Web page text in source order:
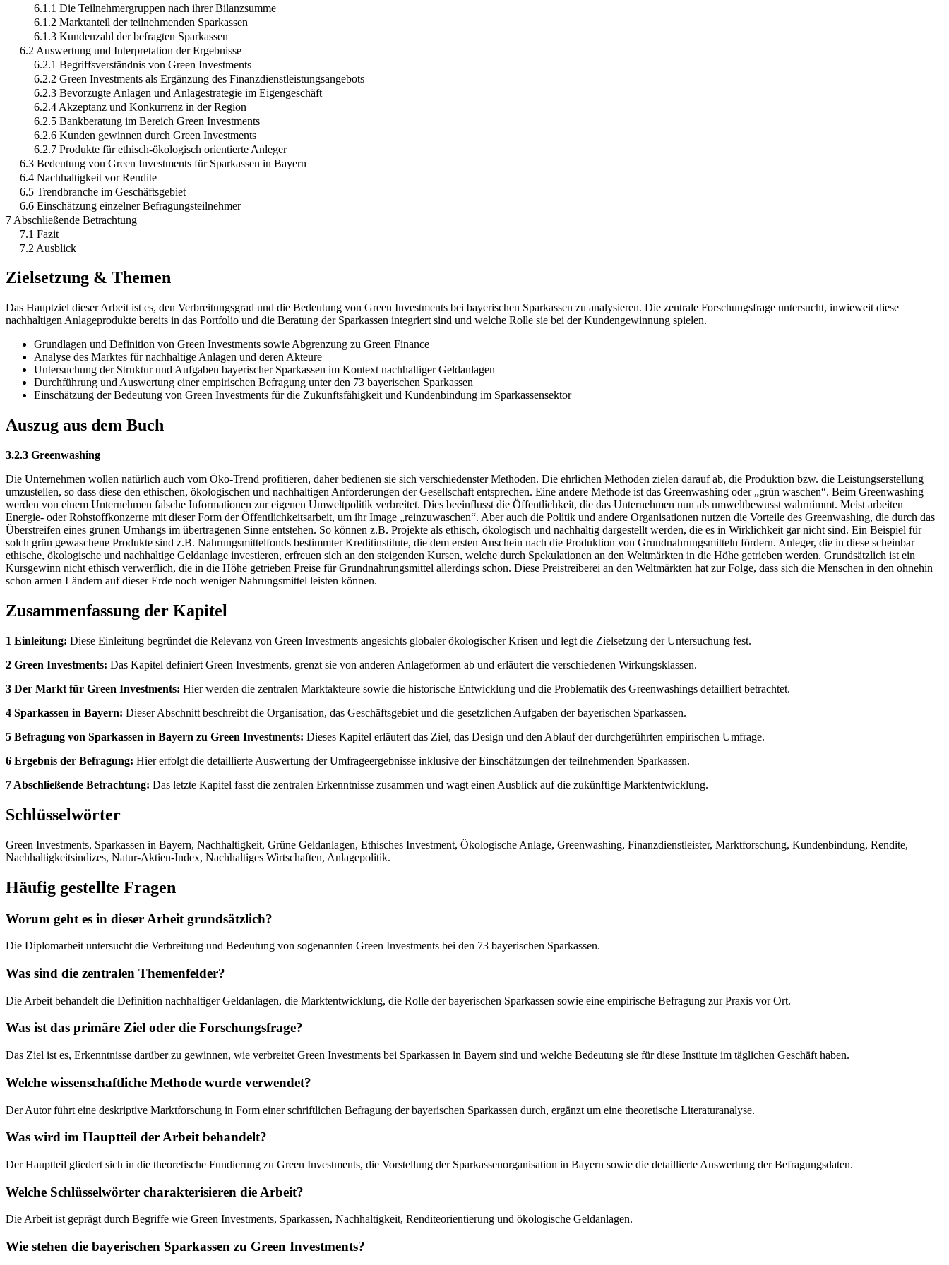
6.1.1 Die Teilnehmergruppen nach ihrer Bilanzsumme
6.1.2 Marktanteil der teilnehmenden Sparkassen
6.1.3 Kundenzahl der befragten Sparkassen
6.2 Auswertung und Interpretation der Ergebnisse
6.2.1 Begriffsverständnis von Green Investments
6.2.2 Green Investments als Ergänzung des Finanzdienstleistungsangebots
6.2.3 Bevorzugte Anlagen und Anlagestrategie im Eigengeschäft
6.2.4 Akzeptanz und Konkurrenz in der Region
6.2.5 Bankberatung im Bereich Green Investments
6.2.6 Kunden gewinnen durch Green Investments
6.2.7 Produkte für ethisch-ökologisch orientierte Anleger
6.3 Bedeutung von Green Investments für Sparkassen in Bayern
6.4 Nachhaltigkeit vor Rendite
6.5 Trendbranche im Geschäftsgebiet
6.6 Einschätzung einzelner Befragungsteilnehmer
7 Abschließende Betrachtung
7.1 Fazit
7.2 Ausblick
Zielsetzung & Themen
Das Hauptziel dieser Arbeit ist es, den Verbreitungsgrad und die Bedeutung von Green Investments bei bayerischen Sparkassen zu analysieren. Die zentrale Forschungsfrage untersucht, inwieweit diese
nachhaltigen Anlageprodukte bereits in das Portfolio und die Beratung der Sparkassen integriert sind und welche Rolle sie bei der Kundengewinnung spielen.
Grundlagen und Definition von Green Investments sowie Abgrenzung zu Green Finance
Analyse des Marktes für nachhaltige Anlagen und deren Akteure
Untersuchung der Struktur und Aufgaben bayerischer Sparkassen im Kontext nachhaltiger Geldanlagen
Durchführung und Auswertung einer empirischen Befragung unter den 73 bayerischen Sparkassen
Einschätzung der Bedeutung von Green Investments für die Zukunftsfähigkeit und Kundenbindung im Sparkassensektor
Auszug aus dem Buch
3.2.3 Greenwashing
Die Unternehmen wollen natürlich auch vom Öko-Trend profitieren, daher bedienen sie sich verschiedenster Methoden. Die ehrlichen Methoden zielen darauf ab, die Produktion bzw. die Leistungserstellung
umzustellen, so dass diese den ethischen, ökologischen und nachhaltigen Anforderungen der Gesellschaft entsprechen. Eine andere Methode ist das Greenwashing oder „grün waschen“. Beim Greenwashing
werden von einem Unternehmen falsche Informationen zur eigenen Umweltpolitik verbreitet. Dies beeinflusst die Öffentlichkeit, die das Unternehmen nun als umweltbewusst wahrnimmt. Meist arbeiten
Energie- oder Rohstoffkonzerne mit dieser Form der Öffentlichkeitsarbeit, um ihr Image „reinzuwaschen“. Aber auch die Politik und andere Organisationen nutzen die Vorteile des Greenwashing, die durch das
Überstreifen eines grünen Umhangs im übertragenen Sinne entstehen. So können z.B. Projekte als ethisch, ökologisch und nachhaltig dargestellt werden, die es in Wirklichkeit gar nicht sind. Ein Beispiel für
solch grün gewaschene Produkte sind z.B. Nahrungsmittelfonds bestimmter Kreditinstitute, die dem ersten Anschein nach die Produktion von Grundnahrungsmitteln fördern. Anleger, die in diese scheinbar
ethische, ökologische und nachhaltige Geldanlage investieren, erfreuen sich an den steigenden Kursen, welche durch Spekulationen an den Weltmärkten in die Höhe getrieben werden. Grundsätzlich ist ein
Kursgewinn nicht ethisch verwerflich, die in die Höhe getrieben Preise für Grundnahrungsmittel allerdings schon. Diese Preistreiberei an den Weltmärkten hat zur Folge, dass sich die Menschen in den ohnehin
schon armen Ländern auf dieser Erde noch weniger Nahrungsmittel leisten können.
Zusammenfassung der Kapitel
1 Einleitung: Diese Einleitung begründet die Relevanz von Green Investments angesichts globaler ökologischer Krisen und legt die Zielsetzung der Untersuchung fest.
2 Green Investments: Das Kapitel definiert Green Investments, grenzt sie von anderen Anlageformen ab und erläutert die verschiedenen Wirkungsklassen.
3 Der Markt für Green Investments: Hier werden die zentralen Marktakteure sowie die historische Entwicklung und die Problematik des Greenwashings detailliert betrachtet.
4 Sparkassen in Bayern: Dieser Abschnitt beschreibt die Organisation, das Geschäftsgebiet und die gesetzlichen Aufgaben der bayerischen Sparkassen.
5 Befragung von Sparkassen in Bayern zu Green Investments: Dieses Kapitel erläutert das Ziel, das Design und den Ablauf der durchgeführten empirischen Umfrage.
6 Ergebnis der Befragung: Hier erfolgt die detaillierte Auswertung der Umfrageergebnisse inklusive der Einschätzungen der teilnehmenden Sparkassen.
7 Abschließende Betrachtung: Das letzte Kapitel fasst die zentralen Erkenntnisse zusammen und wagt einen Ausblick auf die zukünftige Marktentwicklung.
Schlüsselwörter
Green Investments, Sparkassen in Bayern, Nachhaltigkeit, Grüne Geldanlagen, Ethisches Investment, Ökologische Anlage, Greenwashing, Finanzdienstleister, Marktforschung, Kundenbindung, Rendite,
Nachhaltigkeitsindizes, Natur-Aktien-Index, Nachhaltiges Wirtschaften, Anlagepolitik.
Häufig gestellte Fragen
Worum geht es in dieser Arbeit grundsätzlich?
Die Diplomarbeit untersucht die Verbreitung und Bedeutung von sogenannten Green Investments bei den 73 bayerischen Sparkassen.
Was sind die zentralen Themenfelder?
Die Arbeit behandelt die Definition nachhaltiger Geldanlagen, die Marktentwicklung, die Rolle der bayerischen Sparkassen sowie eine empirische Befragung zur Praxis vor Ort.
Was ist das primäre Ziel oder die Forschungsfrage?
Das Ziel ist es, Erkenntnisse darüber zu gewinnen, wie verbreitet Green Investments bei Sparkassen in Bayern sind und welche Bedeutung sie für diese Institute im täglichen Geschäft haben.
Welche wissenschaftliche Methode wurde verwendet?
Der Autor führt eine deskriptive Marktforschung in Form einer schriftlichen Befragung der bayerischen Sparkassen durch, ergänzt um eine theoretische Literaturanalyse.
Was wird im Hauptteil der Arbeit behandelt?
Der Hauptteil gliedert sich in die theoretische Fundierung zu Green Investments, die Vorstellung der Sparkassenorganisation in Bayern sowie die detaillierte Auswertung der Befragungsdaten.
Welche Schlüsselwörter charakterisieren die Arbeit?
Die Arbeit ist geprägt durch Begriffe wie Green Investments, Sparkassen, Nachhaltigkeit, Renditeorientierung und ökologische Geldanlagen.
Wie stehen die bayerischen Sparkassen zu Green Investments?